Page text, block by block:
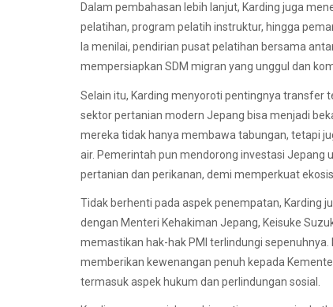
Dalam pembahasan lebih lanjut, Karding juga
pelatihan, program pelatih instruktur, hingga
Ia menilai, pendirian pusat pelatihan bersama
mempersiapkan SDM migran yang unggul dan
Selain itu, Karding menyoroti pentingnya transfer
sektor pertanian modern Jepang bisa menjadi
mereka tidak hanya membawa tabungan, tetapi
air. Pemerintah pun mendorong investasi Jepang
pertanian dan perikanan, demi memperkuat
Tidak berhenti pada aspek penempatan, Karding
dengan Menteri Kehakiman Jepang, Keisuke
memastikan hak-hak PMI terlindungi
memberikan kewenangan penuh kepada
termasuk aspek hukum dan perlindungan sosial.